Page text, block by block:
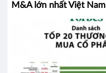
M&A lớn nhất Việt Nam